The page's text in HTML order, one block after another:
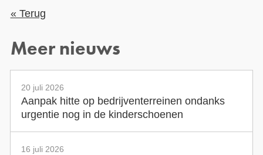
« Terug
Meer nieuws
20 juli 2026
Aanpak hitte op bedrijventerreinen ondanks
urgentie nog in de kinderschoenen
16 juli 2026